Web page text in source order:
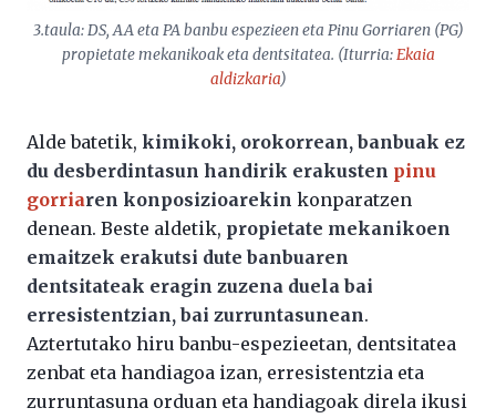
3.taula: DS, AA eta PA banbu espezieen eta Pinu Gorriaren (PG)
propietate mekanikoak eta dentsitatea. (Iturria:Ekaia
aldizkaria)
Alde batetik, kimikoki, orokorrean, banbuak ez
du desberdintasun handirik erakusten pinu
gorriaren konposizioarekin konparatzen
denean. Beste aldetik, propietate mekanikoen
emaitzek erakutsi dute banbuaren
dentsitateak eragin zuzena duela bai
erresistentzian, bai zurruntasunean.
Aztertutako hiru banbu-espezieetan, dentsitatea
zenbat eta handiagoa izan, erresistentzia eta
zurruntasuna orduan eta handiagoak direla ikusi